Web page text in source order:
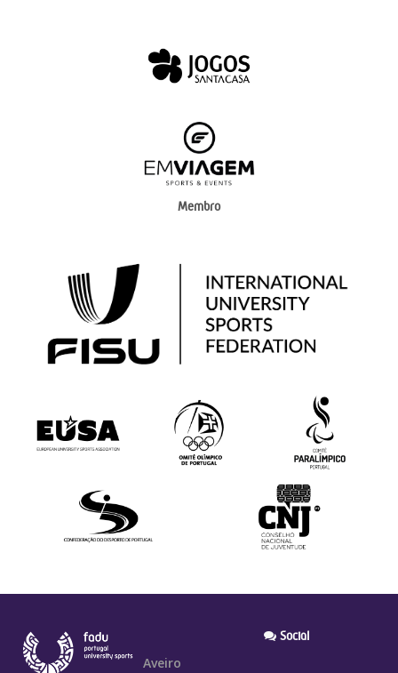
Membro
Aveiro
Social